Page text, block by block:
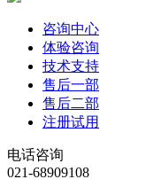
咨询中心
体验咨询
技术支持
售后一部
售后二部
注册试用
电话咨询
021-68909108